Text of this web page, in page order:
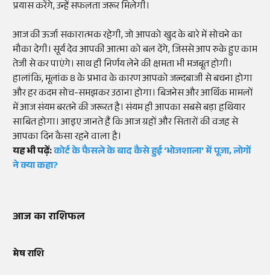
प्रयास करेंगे, उन्हें सफलता जरूर मिलेगी।
आज की ऊर्जा सकारात्मक रहेगी, जो आपको खुद के बारे में सोचने का
मौका देगी। सूर्य देव आपकी आत्मा को बल देंगे, जिससे आप रुके हुए काम
तेजी से कर पाएंगे। साथ ही निर्णय लेने की क्षमता भी मजबूत होगी।
हालांकि, मूलांक 8 के प्रभाव के कारण आपको जल्दबाजी से बचना होगा
और हर कदम सोच-समझकर उठाना होगा। बिजनेस और आर्थिक मामलों
में आज संयम बरतने की जरूरत है। संयम ही आपका सबसे बड़ा हथियार
साबित होगा। आइए जानते हैं कि आज ग्रहों और सितारों की वजह से
आपका दिन कैसा रहने वाला है।
यह भी पढ़ें:कोर्ट के फैसले के बाद कैसे हुई 'भोजशाला' में पूजा, लोगों
ने क्या कहा?
आज का राशिफल
मेष राशि